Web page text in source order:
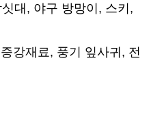
대, 야구 방망이, 스키,
강재료, 풍기 잎사귀, 전